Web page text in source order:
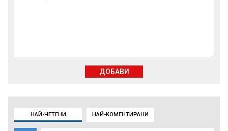
НАЙ-ЧЕТЕНИ НАЙ-КОМЕНТИРАНИ
ДОБАВИ